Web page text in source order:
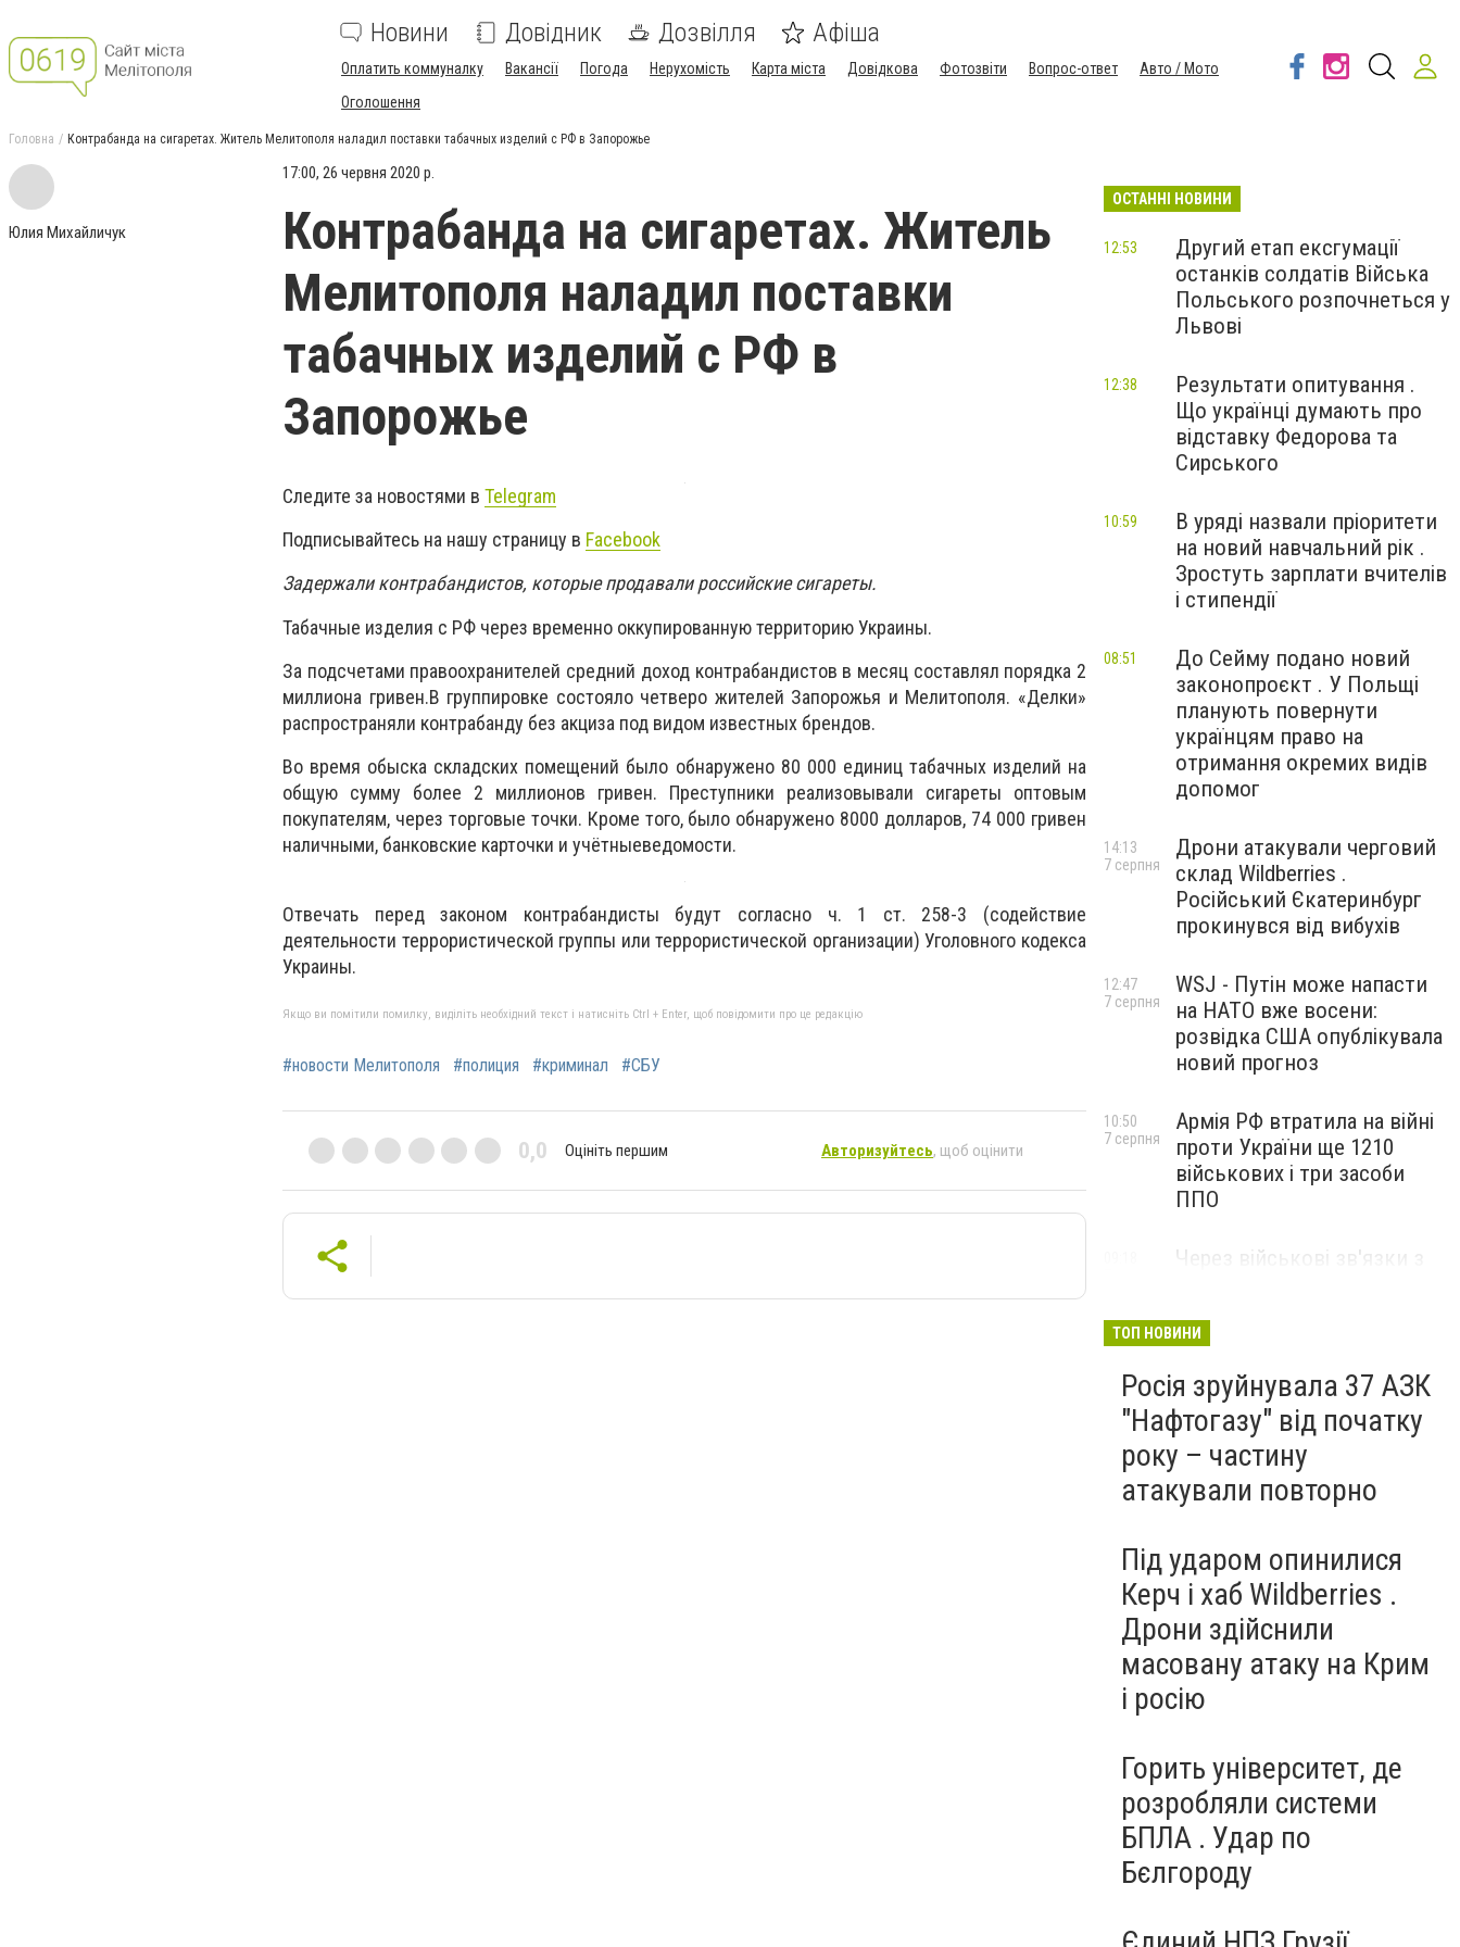
Новини Довідник Дозвілля Афіша
Оплатить коммуналку Вакансії Погода Нерухомість Карта міста Довідкова Фотозвіти Вопрос-ответ
Авто / Мото
Оголошення
Головна Контрабанда на сигаретах. Житель Мелитополя наладил поставки табачных изделий с РФ в Запорожье
Юлия Михайличук
17:00, 26 червня 2020 р.
Контрабанда на сигаретах. Житель
Мелитополя наладил поставки
табачных изделий с РФ в
Запорожье
Следите за новостями в Telegram
Подписывайтесь на нашу страницу в Facebook
Задержали контрабандистов, которые продавали российские сигареты.
Табачные изделия с РФ через временно оккупированную территорию Украины.
За подсчетами правоохранителей средний доход контрабандистов в месяц составлял порядка 2
миллиона гривен.В группировке состояло четверо жителей Запорожья и Мелитополя. «Делки»
распространяли контрабанду без акциза под видом известных брендов.
Во время обыска складских помещений было обнаружено 80 000 единиц табачных изделий на
общую сумму более 2 миллионов гривен. Преступники реализовывали сигареты оптовым
покупателям, через торговые точки. Кроме того, было обнаружено 8000 долларов, 74 000 гривен
наличными, банковские карточки и учётныеведомости.
Отвечать перед законом контрабандисты будут согласно ч. 1 ст. 258-3 (содействие
деятельности террористической группы или террористической организации) Уголовного кодекса
Украины.
Якщо ви помітили помилку, виділіть необхідний текст і натисніть Ctrl + Enter, щоб повідомити про це редакцію
#новости Мелитополя #полиция #криминал #СБУ
0,0 Оцініть першим Авторизуйтесь, щоб оцінити
ОСТАННІ НОВИНИ
Другий етап ексгумації
останків солдатів Війська
Польського розпочнеться у
Львові
12:53
Результати опитування .
Що українці думають про
відставку Федорова та
Сирського
12:38
В уряді назвали пріоритети
на новий навчальний рік .
Зростуть зарплати вчителів
і стипендії
10:59
До Сейму подано новий
законопроєкт . У Польщі
планують повернути
українцям право на
отримання окремих видів
допомог
08:51
Дрони атакували черговий
склад Wildberries .
Російський Єкатеринбург
прокинувся від вибухів
14:13
7 серпня
WSJ - Путін може напасти
на НАТО вже восени:
розвідка США опублікувала
новий прогноз
12:47
7 серпня
Армія РФ втратила на війні
проти України ще 1210
військових і три засоби
ППО
10:50
7 серпня
Через військові зв'язки з
Куби
ТОП НОВИНИ
Росія зруйнувала 37 АЗК
"Нафтогазу" від початку
року – частину
атакували повторно
Під ударом опинилися
Керч і хаб Wildberries .
Дрони здійснили
масовану атаку на Крим
і росію
Горить університет, де
розробляли системи
БПЛА . Удар по
Бєлгороду